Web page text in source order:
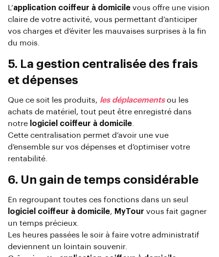
L’application coiffeur à domicile vous offre une vision
claire de votre activité, vous permettant d’anticiper
vos charges et d’éviter les mauvaises surprises à la fin
du mois.
5. La gestion centralisée des frais
et dépenses
Que ce soit les produits, les déplacementsou les
achats de matériel, tout peut être enregistré dans
notre logiciel coiffeur à domicile
Cette centralisation permet d’avoir une vue
d’ensemble sur vos dépenses et d’optimiser votre
rentabilité.
6. Un gain de temps considérable
En regroupant toutes ces fonctions dans un seul
logiciel coiffeur à domicile, MyTour vous fait gagner
un temps précieux.
Les heures passées le soir à faire votre administratif
deviennent un lointain souvenir.